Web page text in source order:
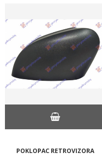
POKLOPAC RETROVIZORA